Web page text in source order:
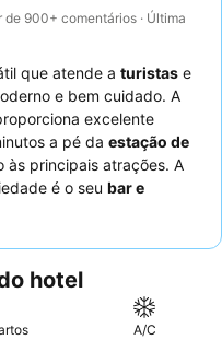
900+ comentários · Última
que atende a turistas e
e bem cuidado. A
excelente
a pé da estação de
às principais atrações. A
é o seu bar e
elogiam
almoço
mais tranquila, os
um quarto virado para o
hotel
A/C